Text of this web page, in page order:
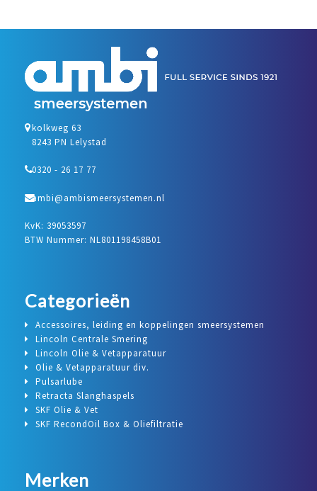
kolkweg 63
8243 PN Lelystad
0320 - 26 17 77
ambi@ambismeersystemen.nl
KvK: 39053597
BTW Nummer: NL801198458B01
Categorieën
Accessoires, leiding en koppelingen smeersystemen
Lincoln Centrale Smering
Lincoln Olie & Vetapparatuur
Olie & Vetapparatuur div.
Pulsarlube
Retracta Slanghaspels
SKF Olie & Vet
SKF RecondOil Box & Oliefiltratie
Merken